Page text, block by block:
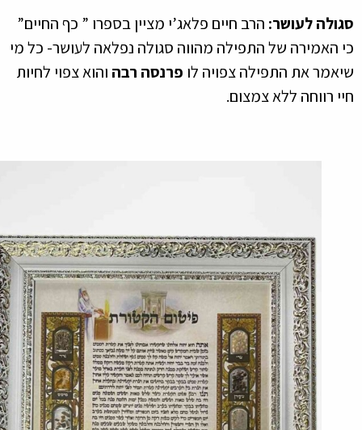
לעושר:הרב חיים פלאג’י מציין בספרו ” כף החיים”
של התפילה מהווה סגולה נפלאה לעושר- כל מי
את התפילה צפויה לופרנסה רבהוהוא צפוי לחיות
רווחה ללא צמצום.